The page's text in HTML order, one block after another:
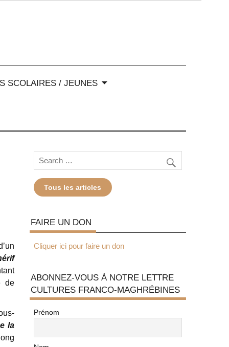
SCOLAIRES / JEUNES
de
la
Tous les articles
FAIRE UN DON
Cliquer ici pour faire un don
ABONNEZ-VOUS À NOTRE LETTRE
CULTURES FRANCO-MAGHRÉBINES
Prénom